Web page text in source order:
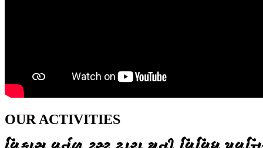
OUR ACTIVITIES